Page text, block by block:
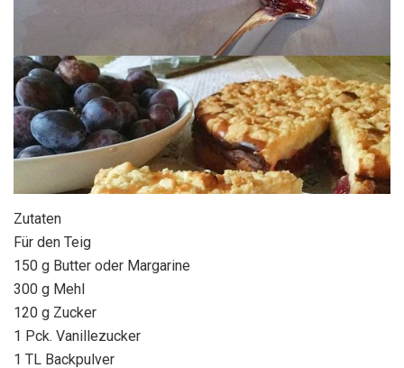
Zutaten
Für den Teig
150 g Butter oder Margarine
300 g Mehl
120 g Zucker
1 Pck. Vanillezucker
1 TL Backpulver